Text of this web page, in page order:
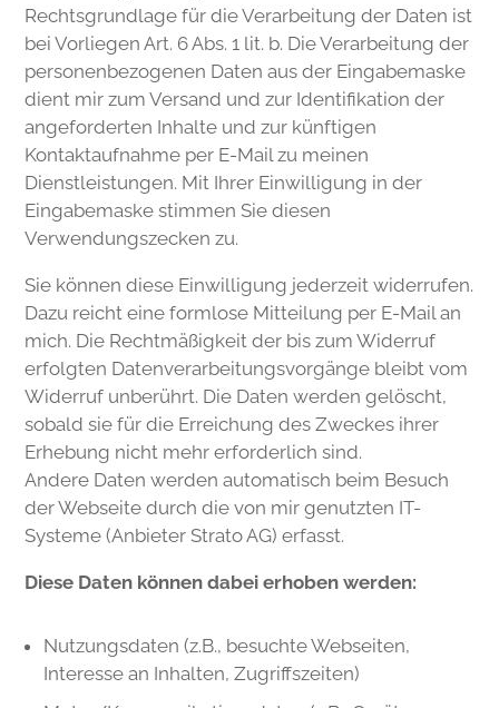
Rechtsgrundlage für die Verarbeitung der Daten ist
bei Vorliegen Art. 6 Abs. 1 lit. b. Die Verarbeitung der
personenbezogenen Daten aus der Eingabemaske
dient mir zum Versand und zur Identifikation der
angeforderten Inhalte und zur künftigen
Kontaktaufnahme per E-Mail zu meinen
Dienstleistungen. Mit Ihrer Einwilligung in der
Eingabemaske stimmen Sie diesen
Verwendungszecken zu.
Sie können diese Einwilligung jederzeit widerrufen.
Dazu reicht eine formlose Mitteilung per E-Mail an
mich. Die Rechtmäßigkeit der bis zum Widerruf
erfolgten Datenverarbeitungsvorgänge bleibt vom
Widerruf unberührt. Die Daten werden gelöscht,
sobald sie für die Erreichung des Zweckes ihrer
Erhebung nicht mehr erforderlich sind.
Andere Daten werden automatisch beim Besuch
der Webseite durch die von mir genutzten IT-
Systeme (Anbieter Strato AG) erfasst.
Diese Daten können dabei erhoben werden:
Nutzungsdaten (z.B., besuchte Webseiten,
Interesse an Inhalten, Zugriffszeiten)